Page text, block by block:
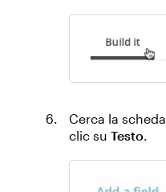
Cerca la scheda
clic su Testo